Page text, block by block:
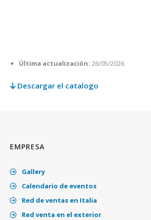
Última actualización: 26/05/2026
Descargar el catalogo
EMPRESA
Gallery
Calendario de eventos
Red de ventas en Italia
Red venta en el exterior